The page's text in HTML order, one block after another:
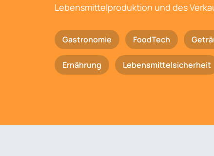
Lebensmittelproduktion und des
Gastronomie FoodTech
Ernährung Lebensmittelsicherheit